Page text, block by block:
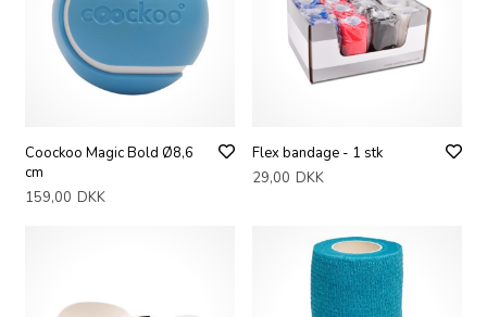
Coockoo Magic Bold Ø8,6
cm
159,00 DKK
Flex bandage - 1 stk
29,00 DKK